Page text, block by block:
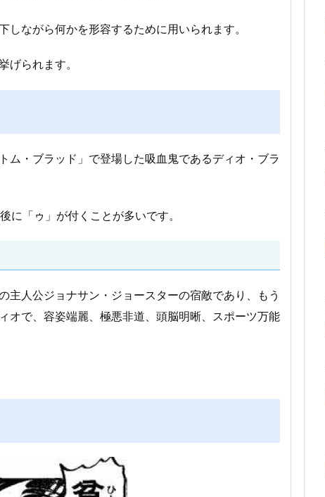
ながら何かを形容するために用いられます。
げられます。
ム・ブラッド」で登場した吸血鬼であるディオ・ブラ
に「ゥ」が付くことが多いです。
主人公ジョナサン・ジョースターの宿敵であり、もう
オで、容姿端麗、極悪非道、頭脳明晰、スポーツ万能